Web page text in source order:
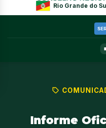
Rio Grande do
Informe